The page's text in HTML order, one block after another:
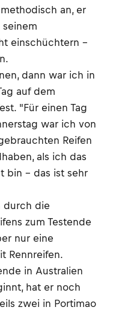
an, er
einschüchtern –
dann war ich in
auf dem
"Für einen Tag
war ich von
Reifen
als ich das
bin – das ist sehr
durch die
zum Testende
nur eine
Rennreifen.
in Australien
hat er noch
zwei in Portimao